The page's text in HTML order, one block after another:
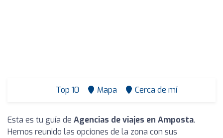
Top 10 Mapa Cerca de mí
Esta es tu guía de Agencias de viajes en Amposta.
Hemos reunido las opciones de la zona con sus